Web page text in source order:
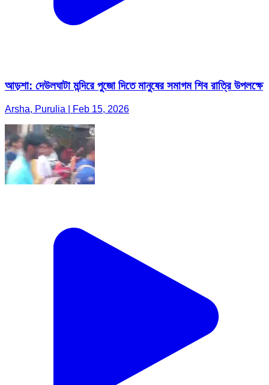
আড়শা: দেউলঘাটা মন্দিরে পুজো দিতে মানুষের সমাগম শিব রাত্রি উপলক্ষে
Arsha, Purulia | Feb 15, 2026